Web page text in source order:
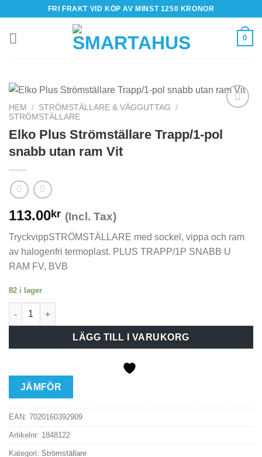
content
FRI FRAKT VID KÖP AV MINST 1250 KRONOR
0
HEM / STRÖMSTÄLLARE & VÄGGUTTAG
/
STRÖMSTÄLLARE
Elko Plus Strömställare Trapp/1-pol
snabb utan ram Vit
113.00kr (Incl. Tax)
TryckvippSTRÖMSTÄLLARE med sockel, vippa och ram
av halogenfri termoplast. PLUS TRAPP/1P SNABB U
RAM FV, BVB
82 i lager
Elko Plus Strömställare Trapp/1-pol snabb utan ram Vit mängd
LÄGG TILL I VARUKORG
JÄMFÖR
EAN: 7020160392909
Artikelnr: 1848122
Kategori: Strömställare